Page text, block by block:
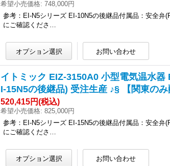
希望小売価格: 748,000円
参考：EI-N5シリーズ EI-10N5の後継品付属品：安全
にご確認くださ…
イトミック EIZ-3150A0 小型電気温水
I-15N5の後継品) 受注生産 ♪§ 【関東のみ
520,415円(税込)
希望小売価格: 825,000円
参考：EI-N5シリーズ EI-15N5の後継品付属品：安全
にご確認くださ…